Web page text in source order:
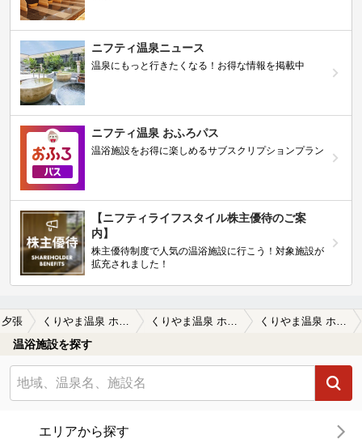
ニフティ温泉ニュース
温泉にもっと行きたくなる！お得な情報を掲載中
ニフティ温泉 おふろパス
温浴施設をお得に楽しめるサブスクリプションプラン
【ニフティライフスタイル株主優待のご案
内】
株主優待制度で人気の温浴施設に行こう！対象施設が
拡充されました！
夕張
温浴施設を探す
エリアから探す